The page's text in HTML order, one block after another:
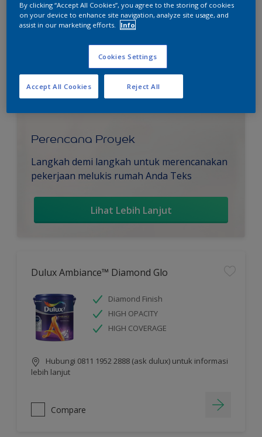
Perencana Proyek
Langkah demi langkah untuk merencanakan
pekerjaan melukis rumah Anda Teks
Lihat Lebih Lanjut
Dulux Ambiance™ Diamond Glo
Diamond Finish
HIGH OPACITY
HIGH COVERAGE
Hubungi 0811 1952 2888 (ask dulux) untuk informasi
lebih lanjut
Compare
By clicking “Accept All Cookies”, you agree to the storing of cookies
on your device to enhance site navigation, analyze site usage, and
assist in our marketing efforts.
Info
Cookies Settings
Reject All
Accept All Cookies